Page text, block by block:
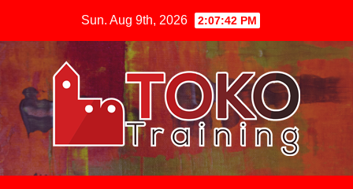
Sun. Aug 9th, 2026 2:07:43 PM